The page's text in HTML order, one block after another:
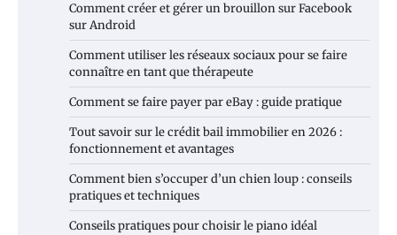
Comment créer et gérer un brouillon sur Facebook
sur Android
Comment utiliser les réseaux sociaux pour se faire
connaître en tant que thérapeute
Comment se faire payer par eBay : guide pratique
Tout savoir sur le crédit bail immobilier en 2026 :
fonctionnement et avantages
Comment bien s’occuper d’un chien loup : conseils
pratiques et techniques
Conseils pratiques pour choisir le piano idéal